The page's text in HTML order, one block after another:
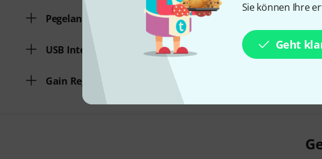
Sie können Ihre
Geht
Pegelanzeige
USB Interface
Gain Regelung